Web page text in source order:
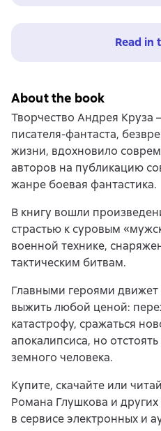
Read in
About the book
Творчество Андрея Круза
писателя-фантаста,
жизни, вдохновило
авторов на публикацию
жанре боевая фантастика.
В книгу вошли
страстью к суровым
военной технике,
тактическим битвам.
Главными героями
выжить любой ценой:
катастрофу, сражаться
апокалипсиса, но
земного человека.
Купите, скачайте или
Романа Глушкова и
в сервисе электронных и